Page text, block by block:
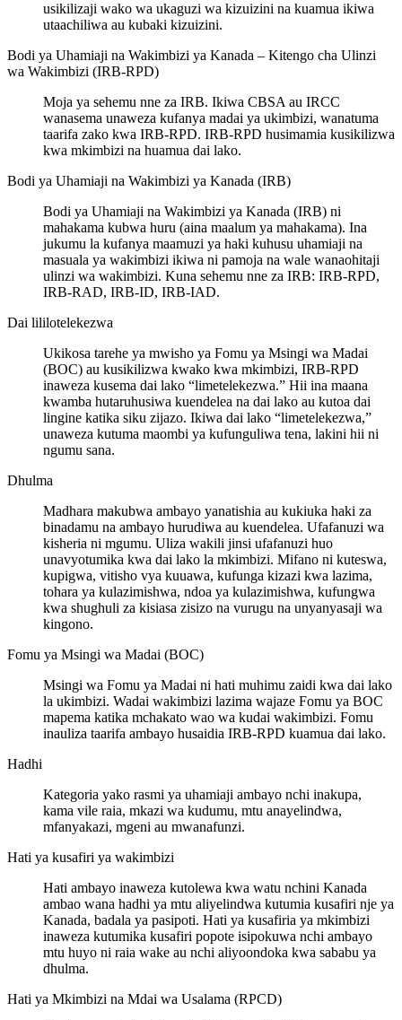
usikilizaji wako wa ukaguzi wa kizuizini na kuamua ikiwa
utaachiliwa au kubaki kizuizini.
Bodi ya Uhamiaji na Wakimbizi ya Kanada – Kitengo cha Ulinzi
wa Wakimbizi (IRB-RPD)
Moja ya sehemu nne za IRB. Ikiwa CBSA au IRCC
wanasema unaweza kufanya madai ya ukimbizi, wanatuma
taarifa zako kwa IRB-RPD. IRB-RPD husimamia kusikilizwa
kwa mkimbizi na huamua dai lako.
Bodi ya Uhamiaji na Wakimbizi ya Kanada (IRB)
Bodi ya Uhamiaji na Wakimbizi ya Kanada (IRB) ni
mahakama kubwa huru (aina maalum ya mahakama). Ina
jukumu la kufanya maamuzi ya haki kuhusu uhamiaji na
masuala ya wakimbizi ikiwa ni pamoja na wale wanaohitaji
ulinzi wa wakimbizi. Kuna sehemu nne za IRB: IRB-RPD,
IRB-RAD, IRB-ID, IRB-IAD.
Dai lililotelekezwa
Ukikosa tarehe ya mwisho ya Fomu ya Msingi wa Madai
(BOC) au kusikilizwa kwako kwa mkimbizi, IRB-RPD
inaweza kusema dai lako “limetelekezwa.” Hii ina maana
kwamba hutaruhusiwa kuendelea na dai lako au kutoa dai
lingine katika siku zijazo. Ikiwa dai lako “limetelekezwa,”
unaweza kutuma maombi ya kufunguliwa tena, lakini hii ni
ngumu sana.
Dhulma
Madhara makubwa ambayo yanatishia au kukiuka haki za
binadamu na ambayo hurudiwa au kuendelea. Ufafanuzi wa
kisheria ni mgumu. Uliza wakili jinsi ufafanuzi huo
unavyotumika kwa dai lako la mkimbizi. Mifano ni kuteswa,
kupigwa, vitisho vya kuuawa, kufunga kizazi kwa lazima,
tohara ya kulazimishwa, ndoa ya kulazimishwa, kufungwa
kwa shughuli za kisiasa zisizo na vurugu na unyanyasaji wa
kingono.
Fomu ya Msingi wa Madai (BOC)
Msingi wa Fomu ya Madai ni hati muhimu zaidi kwa dai lako
la ukimbizi. Wadai wakimbizi lazima wajaze Fomu ya BOC
mapema katika mchakato wao wa kudai wakimbizi. Fomu
inauliza taarifa ambayo husaidia IRB-RPD kuamua dai lako.
Hadhi
Kategoria yako rasmi ya uhamiaji ambayo nchi inakupa,
kama vile raia, mkazi wa kudumu, mtu anayelindwa,
mfanyakazi, mgeni au mwanafunzi.
Hati ya kusafiri ya wakimbizi
Hati ambayo inaweza kutolewa kwa watu nchini Kanada
ambao wana hadhi ya mtu aliyelindwa kutumia kusafiri nje ya
Kanada, badala ya pasipoti. Hati ya kusafiria ya mkimbizi
inaweza kutumika kusafiri popote isipokuwa nchi ambayo
mtu huyo ni raia wake au nchi aliyoondoka kwa sababu ya
dhulma.
Hati ya Mkimbizi na Mdai wa Usalama (RPCD)